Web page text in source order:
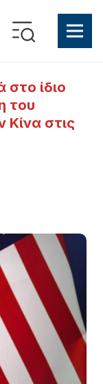
στο ίδιο
του
Κίνα στις